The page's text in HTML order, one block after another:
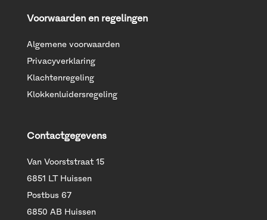
Voorwaarden en regelingen
Algemene voorwaarden
Privacyverklaring
Klachtenregeling
Klokkenluidersregeling
Contactgegevens
Van Voorststraat 15
6851 LT Huissen
Postbus 67
6850 AB Huissen